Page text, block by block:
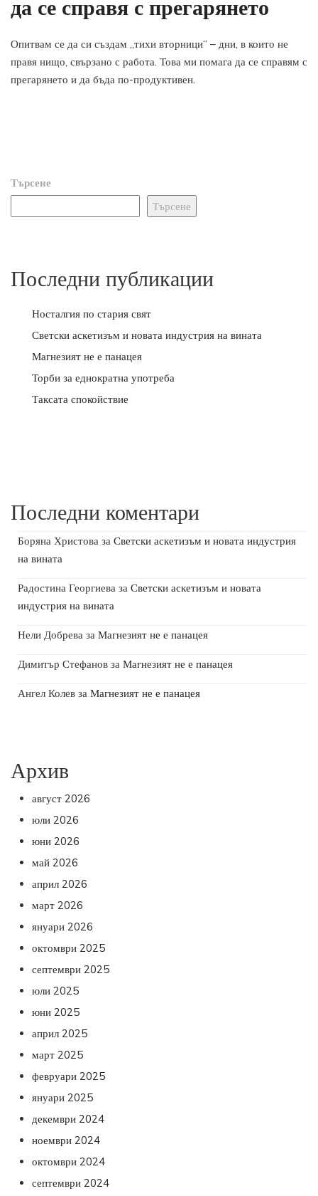
да се справя с прегарянето
Опитвам се да си създам „тихи вторници“ – дни, в които не
правя нищо, свързано с работа. Това ми помага да се справям с
прегарянето и да бъда по-продуктивен.
Търсене
Търсене
Последни публикации
Носталгия по стария свят
Светски аскетизъм и новата индустрия на вината
Магнезият не е панацея
Торби за еднократна употреба
Таксата спокойствие
Последни коментари
Боряна Христова за Светски аскетизъм и новата индустрия
на вината
Радостина Георгиева за Светски аскетизъм и новата
индустрия на вината
Нели Добрева за Магнезият не е панацея
Димитър Стефанов за Магнезият не е панацея
Ангел Колев за Магнезият не е панацея
Архив
август 2026
юли 2026
юни 2026
май 2026
април 2026
март 2026
януари 2026
октомври 2025
септември 2025
юли 2025
юни 2025
април 2025
март 2025
февруари 2025
януари 2025
декември 2024
ноември 2024
октомври 2024
септември 2024